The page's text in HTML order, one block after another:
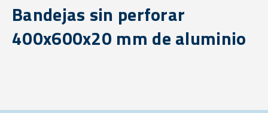
Bandejas sin perforar
400x600x20 mm de aluminio